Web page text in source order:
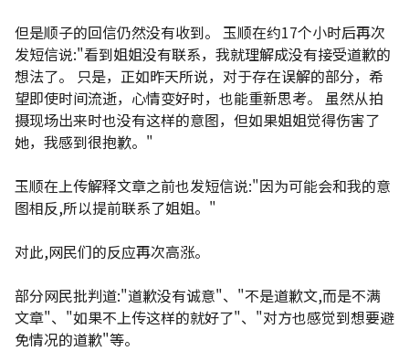
但是顺子的回信仍然没有收到。 玉顺在约17个小时后再次
发短信说:"看到姐姐没有联系，我就理解成没有接受道歉的
想法了。 只是，正如昨天所说，对于存在误解的部分，希
望即使时间流逝，心情变好时，也能重新思考。 虽然从拍
摄现场出来时也没有这样的意图，但如果姐姐觉得伤害了
她，我感到很抱歉。"
玉顺在上传解释文章之前也发短信说:"因为可能会和我的意
图相反,所以提前联系了姐姐。"
对此,网民们的反应再次高涨。
部分网民批判道:"道歉没有诚意"、"不是道歉文,而是不满
文章"、"如果不上传这样的就好了"、"对方也感觉到想要避
免情况的道歉"等。